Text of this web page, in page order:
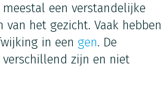
een verstandelijke
het gezicht. Vaak hebben
in een gen. De
zijn en niet